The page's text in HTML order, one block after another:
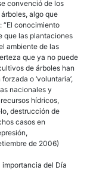
convenció de los
algo que
“El conocimiento
que las plantaciones
ambiente de las
que ya no puede
de árboles han
o ‘voluntaria’,
nacionales y
hídricos,
destrucción de
casos en
de 2006)
importancia del Día